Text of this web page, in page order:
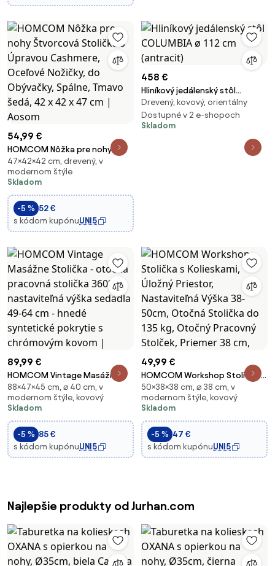
54,99 €
HOMCOM Nôžka pre nohy
Štvorcová Stolička s Úpravou
Cashmere, Oceľové Nožičky, do
Obývačky, Spálne, Tmavo šedá,
42 x 42 x 47 cm | Aosom
47×42×42 cm, drevený, v
modernom štýle
Skladom
-5 % 52 €
s kódom kupónuUNI5
458 €
Hliníkový jedálenský stôl
COLUMBIA ø 112 cm (antracit)
Drevený, kovový, orientálny
Dostupné v 2 e-shopoch
Skladom
89,99 €
HOMCOM Vintage Masážne
Stolička - otočná pracovná
stolička 360° - nastaviteľná
výška sedadla 49-64 cm -
hnedé syntetické pokrytie s
chrómovým kovom |
88×47×45 cm, ⌀ 40 cm, v
modernom štýle, kovový
Skladom
-5 % 85 €
s kódom kupónuUNI5
49,99 €
HOMCOM Workshop Stolička s
Kolieskami, Úložný Priestor,
Nastaviteľná Výška 38-50cm,
Otočná Stolička do 135 kg,
Otočný Pracovný Stolček,
Priemer 38 cm,
50×38×38 cm, ⌀ 38 cm, v
modernom štýle, kovový
Skladom
-5 % 47 €
s kódom kupónuUNI5
Najlepšie produkty od Jurhan.com